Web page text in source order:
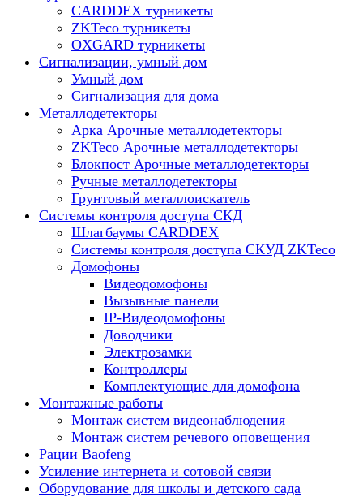
CARDDEX турникеты
ZKTeco турникеты
OXGARD турникеты
Сигнализации, умный дом
Умный дом
Сигнализация для дома
Металлодетекторы
Арка Арочные металлодетекторы
ZKTeco Арочные металлодетекторы
Блокпост Арочные металлодетекторы
Ручные металлодетекторы
Грунтовый металлоискатель
Системы контроля доступа СКД
Шлагбаумы CARDDEX
Системы контроля доступа СКУД ZKTeco
Домофоны
Видеодомофоны
Вызывные панели
IP-Видеодомофоны
Доводчики
Электрозамки
Контроллеры
Комплектующие для домофона
Монтажные работы
Монтаж систем видеонаблюдения
Монтаж систем речевого оповещения
Рации Baofeng
Усиление интернета и сотовой связи
Оборудование для школы и детского сада